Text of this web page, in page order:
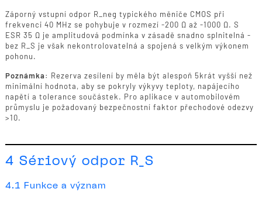
Záporný vstupní odpor R_neg typického měniče CMOS při
frekvenci 40 MHz se pohybuje v rozmezí -200 Ω až -1000 Ω. S
ESR 35 Ω je amplitudová podmínka v zásadě snadno splnitelná -
bez R_S je však nekontrolovatelná a spojená s velkým výkonem
pohonu.
Poznámka: Rezerva zesílení by měla být alespoň 5krát vyšší než
minimální hodnota, aby se pokryly výkyvy teploty, napájecího
napětí a tolerance součástek. Pro aplikace v automobilovém
průmyslu je požadovaný bezpečnostní faktor přechodové odezvy
>10.
4 Sériový odpor R_S
4.1 Funkce a význam